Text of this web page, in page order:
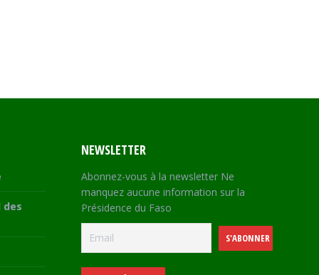
des
NEWSLETTER
Abonnez-vous à la newsletter Ne
manquez aucune information sur la
Présidence du Faso